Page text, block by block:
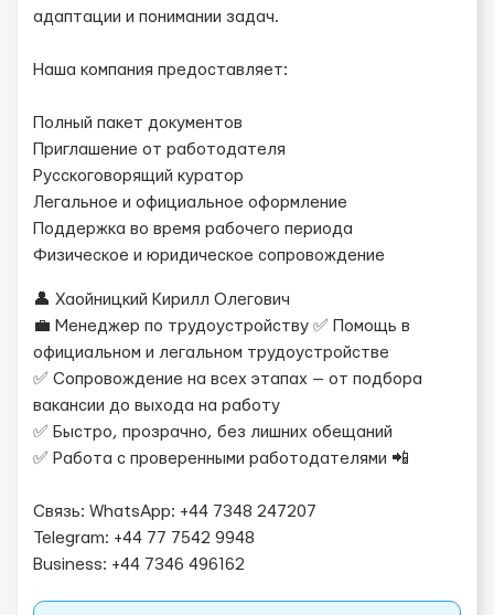
адаптации и понимании задач.
Наша компания предоставляет:
Полный пакет документов
Приглашение от работодателя
Русскоговорящий куратор
Легальное и официальное оформление
Поддержка во время рабочего периода
Физическое и юридическое сопровождение
👤 Хаойницкий Кирилл Олегович
💼 Менеджер по трудоустройству ✅ Помощь в
официальном и легальном трудоустройстве
✅ Сопровождение на всех этапах — от подбора
вакансии до выхода на работу
✅ Быстро, прозрачно, без лишних обещаний
✅ Работа с проверенными работодателями 📲
Связь: WhatsApp: +44 7348 247207
Telegram: +44 77 7542 9948
Business: +44 7346 496162